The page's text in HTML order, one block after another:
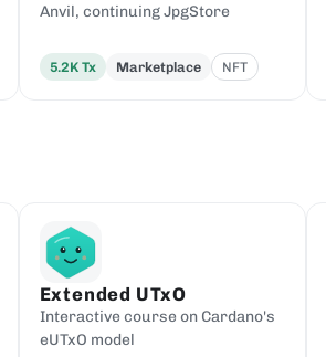
Anvil, continuing JpgStore
5.2K Tx Marketplace NFT
Extended UTxO
Interactive course on Cardano's
eUTxO model